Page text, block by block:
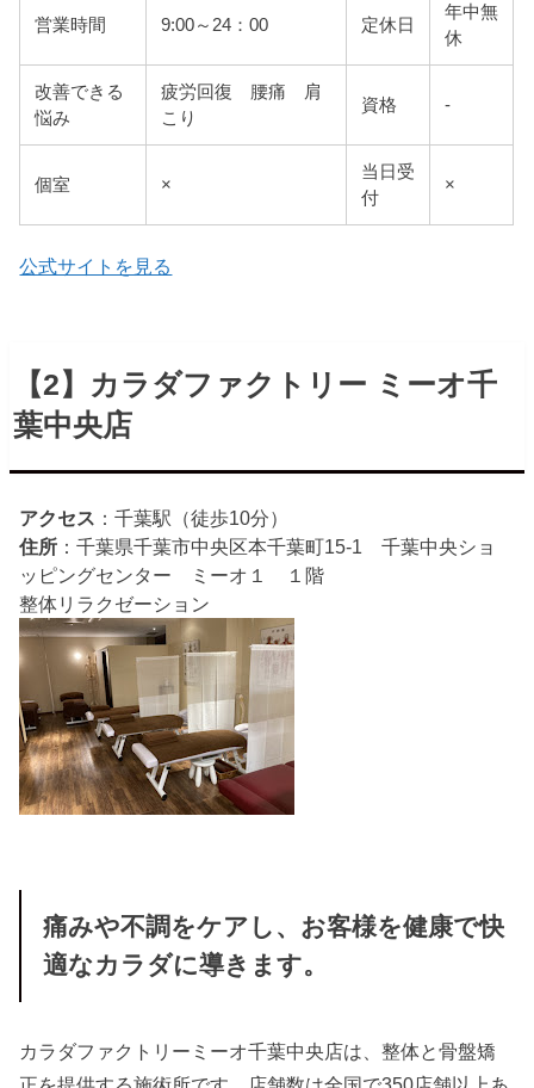
営業時間 9:00～24：00 定休日
年中無
休
改善できる
悩み
疲労回復 腰痛 肩
こり
資格 -
個室 ×
当日受
付
×
公式サイトを見る
【2】カラダファクトリー ミーオ千
葉中央店
アクセス ：千葉駅（徒歩10分）
住所 ：千葉県千葉市中央区本千葉町15-1 千葉中央ショ
ッピングセンター ミーオ１ １階
整体リラクゼーション
痛みや不調をケアし、お客様を健康で快
適なカラダに導きます。
カラダファクトリーミーオ千葉中央店は、整体と骨盤矯